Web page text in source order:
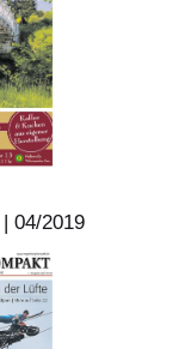
04/2019